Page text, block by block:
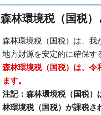
森林環境税（国税
森林環境税（国税）は、我
地方財源を安定的に確保す
森林環境税（国税）は、
ます。
注記：森林環境税（国税）
林環境税（国税）が課税さ